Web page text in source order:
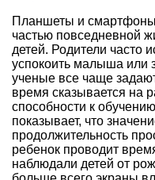
Планшеты и
частью повседневной
детей. Родители часто
успокоить малыша или
ученые все чаще
время сказывается на
способности к
показывает, что
продолжительность
ребенок проводит
наблюдали детей от